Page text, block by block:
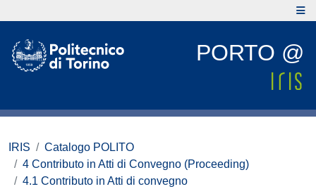
PORTO @
IRIS
Catalogo POLITO
4 Contributo in Atti di Convegno (Proceeding)
4.1 Contributo in Atti di convegno